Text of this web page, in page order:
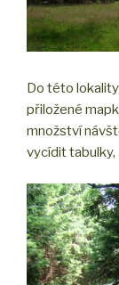
Do této
přiložené
množství
vycídit tabulky,